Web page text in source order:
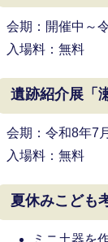
会期：開催中～
入場料：無料
遺跡紹介展「
会期：令和8年7
入場料：無料
夏休みこども
ミニ土器を